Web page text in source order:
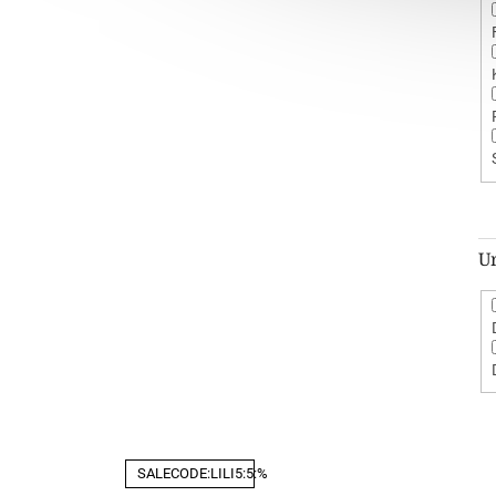
V SALECODE:LILI5:5:%